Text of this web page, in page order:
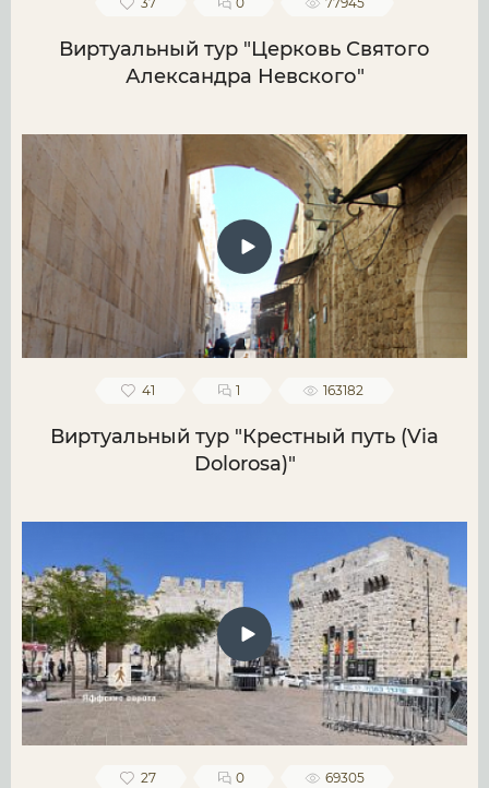
Виртуальный тур "Церковь Святого
Александра Невского"
41 1 163182
Виртуальный тур "Крестный путь (Via
Dolorosa)"
27 0 69305